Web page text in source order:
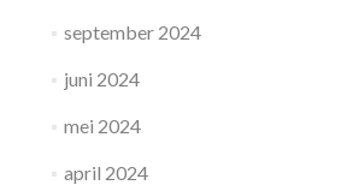
september 2024
juni 2024
mei 2024
april 2024